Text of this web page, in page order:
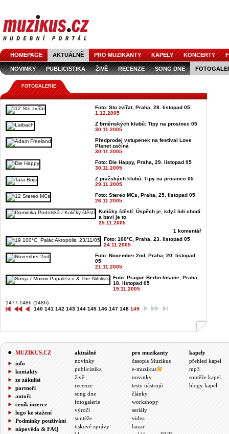
HOMEPAGE AKTUÁLNĚ PRO MUZIKANTY KAPELY KONCERTY
NOVINKY PUBLICISTIKA ŽIVĚ RECENZE SONG DNE
FOTOGALERIE
Foto: Sto zvířat, Praha, 28. listopad 05
1.12.2005
Z brněnských klubů: Tipy na prosinec 05
30.11.2005
Předprodej vstupenek na festival Love
Planet začíná
30.11.2005
Foto: Die Happy, Praha, 29. listopad 05
30.11.2005
Z pražských klubů: Tipy na prosinec 05
29.11.2005
Foto: Stereo MCs, Praha, 25. listopad 05
26.11.2005
Kuličky štěstí: Úspěch je, když lidi chodí
a baví je to
25.11.2005
1 komentář
Foto: 100°C, Praha, 23. listopad 05
24.11.2005
Foto: November 2nd, Praha, 20. listopad
05
21.11.2005
Foto: Prague Berlin Insane, Praha,
18. listopad 05
19.11.2005
1477-1486 (1486)
140 141 142 143 144 145 146 147 148 149
MUZIKUS.CZ
info
kontakty
ze zákulisí
partneři
autoři
ceník inzerce
logo ke stažení
Podmínky používání
nápověda & FAQ
aktuálně
novinky
publicistika
živě
recenze
song dne
fotogalerie
výročí
soutěže
tiskové zprávy
pro muzikanty
časopis Muzikus
e-muzikus
novinky
testy nástrojů
články
workshopy
seriály
videa
bazar
kapely
přehled kapel
mp3
soutěže kapel
blogy kapel